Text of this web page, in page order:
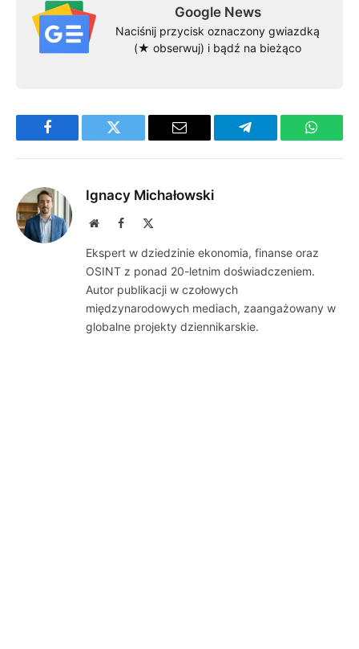
Google News
Naciśnij przycisk oznaczony gwiazdką
(★ obserwuj) i bądź na bieżąco
Facebook Twitter Email Telegram
Ignacy Michałowski
WebsiteFacebook
Ekspert w dziedzinie ekonomia, finanse oraz
OSINT z ponad 20-letnim doświadczeniem.
Autor publikacji w czołowych
międzynarodowych mediach, zaangażowany w
globalne projekty dziennikarskie.